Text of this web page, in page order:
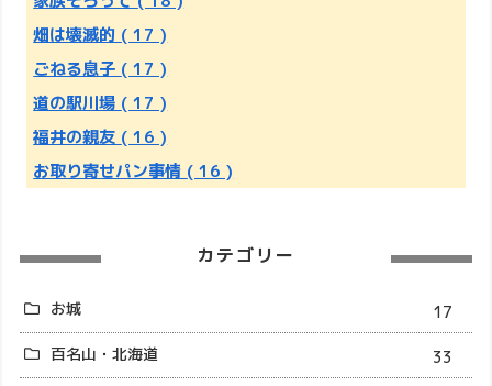
畑は壊滅的 ( 17 )
ごねる息子 ( 17 )
道の駅川場 ( 17 )
福井の親友 ( 16 )
お取り寄せパン事情 ( 16 )
カテゴリー
お城
17
百名山・北海道
33